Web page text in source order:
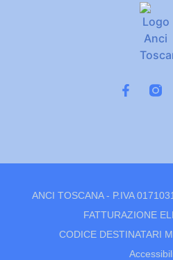
ANCI TOSCANA - P.IVA
FATTURAZIONE
CODICE DESTINATARI